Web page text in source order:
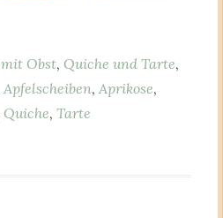
mit Obst, Quiche und Tarte,
Apfelscheiben, Aprikose,
Quiche, Tarte